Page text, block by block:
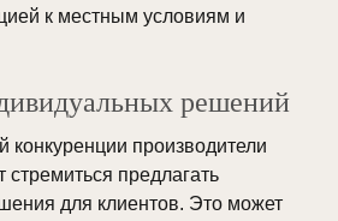
к местным условиям и
решений
конкуренции производители
стремиться предлагать
для клиентов. Это может